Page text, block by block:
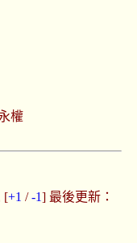
權
[+1 /-1] 最後更新：